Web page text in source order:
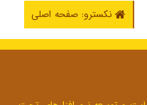
نکسترو: صفحه اصلی